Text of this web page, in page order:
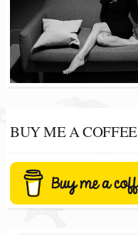
BUY ME A COFFEE